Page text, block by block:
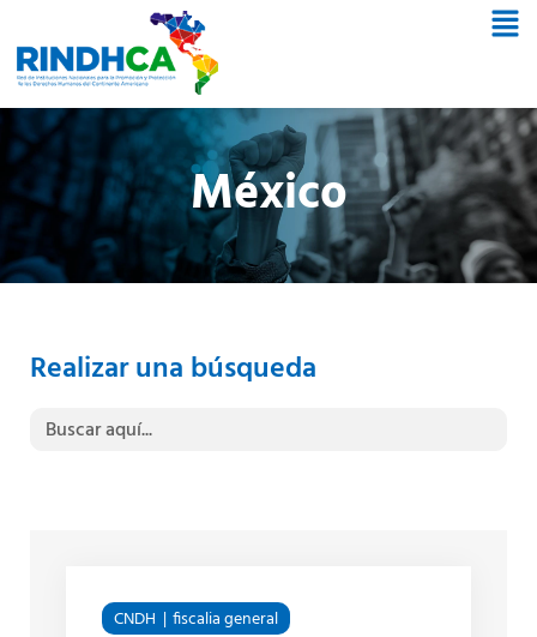
México
Realizar una búsqueda
CNDH fiscalia general